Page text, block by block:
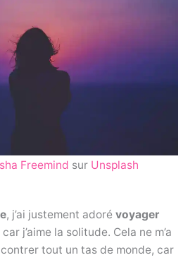
Freemind sur Unsplash
, j’ai justement adoré voyager
car j’aime la solitude. Cela ne m’a
tout un tas de monde, car